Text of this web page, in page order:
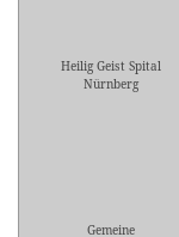
Heilig Geist Spital
Nürnberg
Gemeine